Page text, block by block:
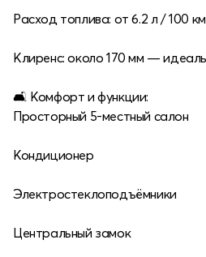
Расход топлива: от 6.2 л / 100 км
Клиренс: около 170 мм —
🛋 Комфорт и функции:
Просторный 5-местный салон
Кондиционер
Электростеклоподъёмники
Центральный замок